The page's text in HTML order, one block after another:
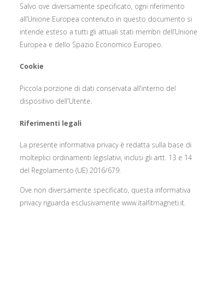
Salvo ove diversamente specificato, ogni riferimento
all’Unione Europea contenuto in questo documento si
intende esteso a tutti gli attuali stati membri dell’Unione
Europea e dello Spazio Economico Europeo.
Cookie
Piccola porzione di dati conservata all'interno del
dispositivo dell'Utente.
Riferimenti legali
La presente informativa privacy è redatta sulla base di
molteplici ordinamenti legislativi, inclusi gli artt. 13 e 14
del Regolamento (UE) 2016/679.
Ove non diversamente specificato, questa informativa
privacy riguarda esclusivamente www.italfitmagneti.it.